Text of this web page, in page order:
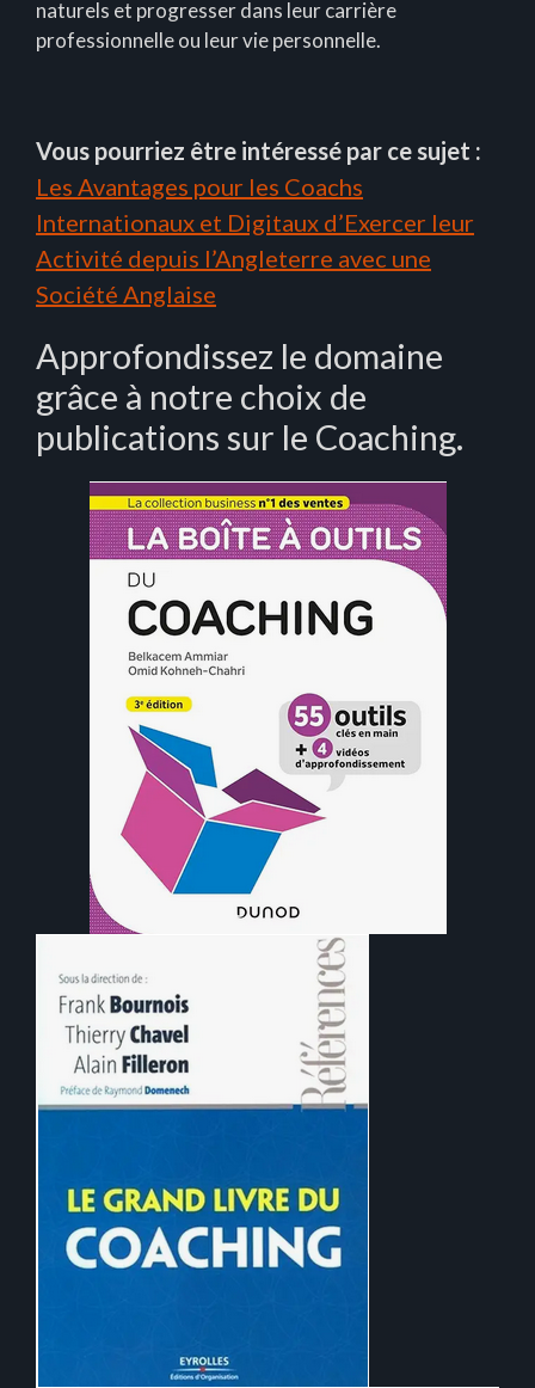
naturels et progresser dans leur carrière
professionnelle ou leur vie personnelle.
Vous pourriez être intéressé par ce sujet :
Les Avantages pour les Coachs
Internationaux et Digitaux d’Exercer leur
Activité depuis l’Angleterre avec une
Société Anglaise
Approfondissez le domaine
grâce à notre choix de
publications sur le Coaching.